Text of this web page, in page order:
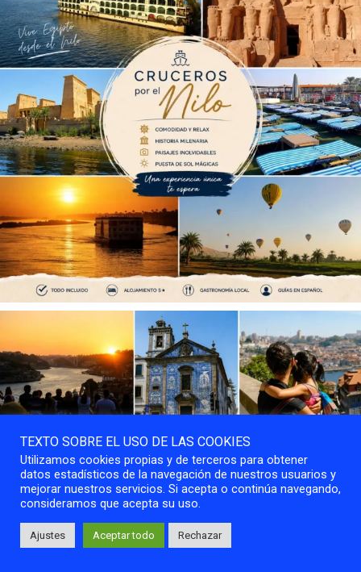
TEXTO SOBRE EL USO DE LAS COOKIES
Utilizamos cookies propias y de terceros para obtener
datos estadísticos de la navegación de nuestros usuarios y
mejorar nuestros servicios. Si acepta o continúa navegando,
consideramos que acepta su uso.
Ajustes Aceptar todo Rechazar